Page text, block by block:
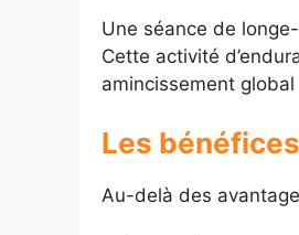
Une séance de
Cette activité
amincissement
Les
Au-delà des